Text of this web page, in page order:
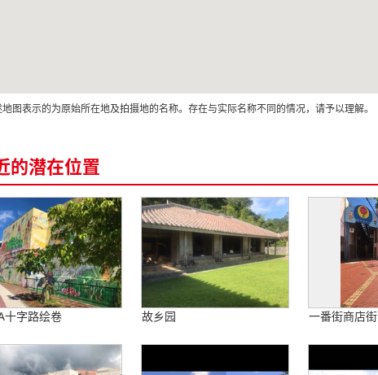
图表示的为原始所在地及拍摄地的名称。存在与实际名称不同的情况，请予以理解。
的潜在位置
十字路绘卷 故乡园 一番街商店街